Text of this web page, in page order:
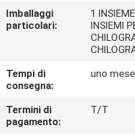
CONTROLLO
QUALITÀ
CONTATTACI
Imballaggi
particolari:
1
INSIEMI
Tempi di
consegna:
uno mese
Termini di
pagamento:
T/T